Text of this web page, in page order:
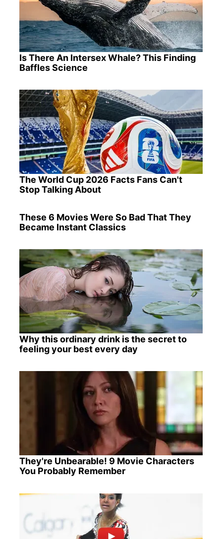
Is There An Intersex Whale? This Finding
Baffles Science
The World Cup 2026 Facts Fans Can't
Stop Talking About
These 6 Movies Were So Bad That They
Became Instant Classics
Why this ordinary drink is the secret to
feeling your best every day
They're Unbearable! 9 Movie Characters
You Probably Remember